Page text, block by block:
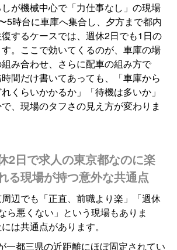
が機械中心で「力仕事なし」の現場
5時台に車庫へ集合し、夕方まで都内
するケースでは、週休2日でも1日の
。ここで効いてくるのが、車庫の場
み合わせ、さらに配車の組み方で
間だけ書いてあっても、「車庫から
くらいかかるか」「待機は多いか」
、現場のタフさの見え方が変わりま
2日で求人の東京都なのに楽
る現場が持つ意外な共通点
辺でも「正直、前職より楽」「週休
ら悪くない」という現場もありま
は共通点があります。
一都三県の近距離にほぼ固定されてい